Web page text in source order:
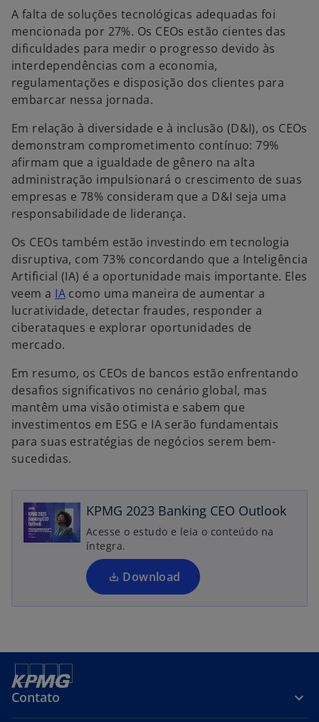
A falta de soluções tecnológicas adequadas foi
mencionada por 27%. Os CEOs estão cientes das
dificuldades para medir o progresso devido às
interdependências com a economia,
regulamentações e disposição dos clientes para
embarcar nessa jornada.
Em relação à diversidade e à inclusão (D&I), os CEOs
demonstram comprometimento contínuo: 79%
afirmam que a igualdade de gênero na alta
administração impulsionará o crescimento de suas
empresas e 78% consideram que a D&I seja uma
responsabilidade de liderança.
Os CEOs também estão investindo em tecnologia
disruptiva, com 73% concordando que a Inteligência
Artificial (IA) é a oportunidade mais importante. Eles
veem a IAa
b
r
m
u
m
a
n
o
g
u
como uma maneira de aumentar a
lucratividade, detectar fraudes, responder a
ciberataques e explorar oportunidades de
mercado.
Em resumo, os CEOs de bancos estão enfrentando
desafios significativos no cenário global, mas
mantêm uma visão otimista e sabem que
investimentos em ESG e IA serão fundamentais
para suas estratégias de negócios serem bem-
sucedidas.
KPMG 2023 Banking CEO Outlook
Acesse o estudo e leia o conteúdo na
íntegra.
Download
a
e
e
m
m
a
n
o
Contato